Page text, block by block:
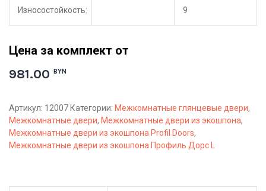
Износостойкость: 9
Цена за комплект от
981.00 BYN
Артикул: 12007 Категории: Межкомнатные глянцевые двери,
Межкомнатные двери, Межкомнатные двери из экошпона,
Межкомнатные двери из экошпона Profil Doors,
Межкомнатные двери из экошпона Профиль Дорс L